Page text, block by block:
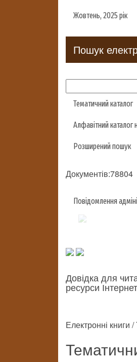
Жовтень, 2025 рік
Пошук
Тематичний каталог
Алфавітний каталог
Розширений пошук
Документів:78804
Повідомлення
Довідка для
ресурси
Електронні книги